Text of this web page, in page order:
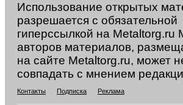
Использование открытых
разрешается с обязательной
гиперссылкой на Metaltorg.ru
авторов материалов,
на сайте Metaltorg.ru, может
совпадать с мнением
Контакты Подписка Реклама